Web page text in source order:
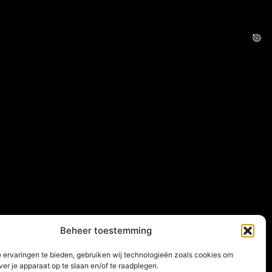
Beheer toestemming
ervaringen te bieden, gebruiken wij technologieën zoals cookies om
je apparaat op te slaan en/of te raadplegen.